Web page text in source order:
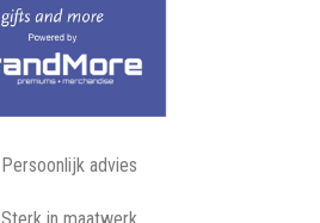
Persoonlijk advies